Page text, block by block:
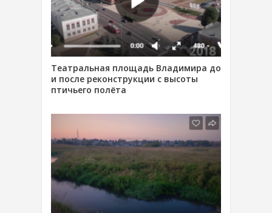
Театральная площадь Владимира до
и после реконструкции с высоты
птичьего полёта